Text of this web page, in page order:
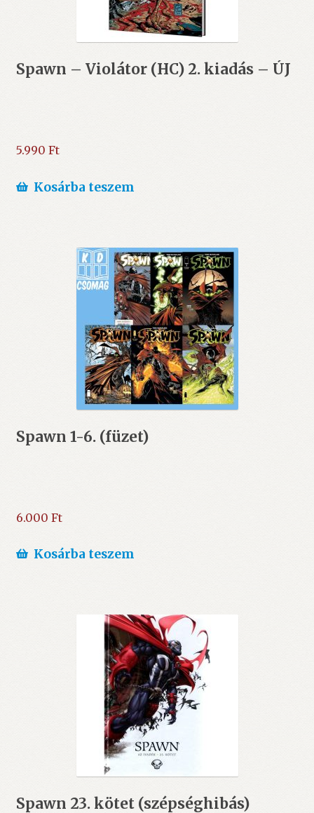
Spawn – Violátor (HC) 2. kiadás – ÚJ
5.990 Ft
Kosárba teszem
Spawn 1-6. (füzet)
6.000 Ft
Kosárba teszem
Spawn 23. kötet (szépséghibás)